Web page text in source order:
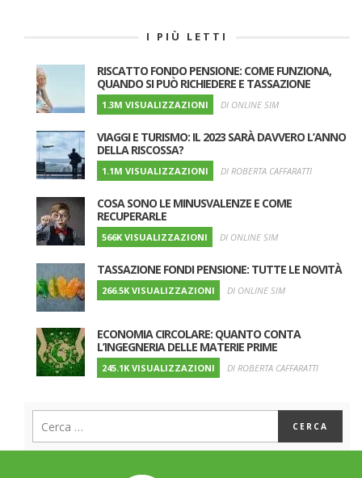
I PIÙ LETTI
RISCATTO FONDO PENSIONE: COME FUNZIONA,
QUANDO SI PUÒ RICHIEDERE E TASSAZIONE
1.3M VISUALIZZAZIONI DI ONLINE SIM
VIAGGI E TURISMO: IL 2023 SARÀ DAVVERO L’ANNO
DELLA RISCOSSA?
1.1M VISUALIZZAZIONI DI ROBERTA CAFFARATTI
COSA SONO LE MINUSVALENZE E COME
RECUPERARLE
566K VISUALIZZAZIONI DI ONLINE SIM
TASSAZIONE FONDI PENSIONE: TUTTE LE NOVITÀ
266.5K VISUALIZZAZIONI DI ONLINE SIM
ECONOMIA CIRCOLARE: QUANTO CONTA
L’INGEGNERIA DELLE MATERIE PRIME
245.1K VISUALIZZAZIONI DI ROBERTA CAFFARATTI